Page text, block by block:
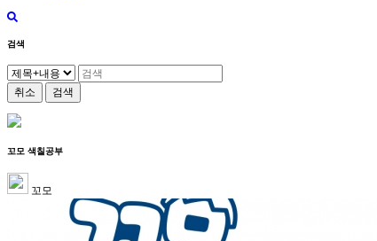
검색
취소 검색
꼬모 색칠공부
꼬모